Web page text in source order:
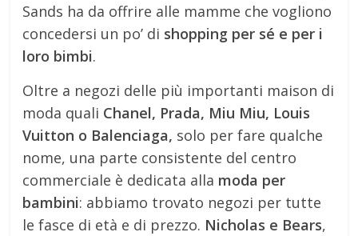
Sands ha da offrire alle mamme che vogliono
concedersi un po’ di shopping per sé e per i
loro bimbi.
Oltre a negozi delle più importanti maison di
moda quali Chanel, Prada, Miu Miu, Louis
Vuitton o Balenciaga, solo per fare qualche
nome, una parte consistente del centro
commerciale è dedicata alla moda per
bambini: abbiamo trovato negozi per tutte
le fasce di età e di prezzo. Nicholas e Bears,